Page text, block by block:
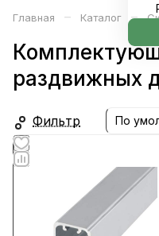
Главная – Каталог –
раздвижных
Фильтр По